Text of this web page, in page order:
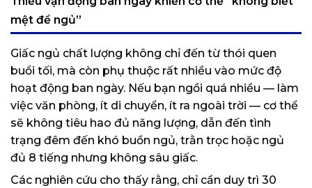
mệt để ngủ”
Giấc ngủ chất lượng không chỉ đến từ thói quen
buổi tối, mà còn phụ thuộc rất nhiều vào mức độ
hoạt động ban ngày. Nếu bạn ngồi quá nhiều — làm
việc văn phòng, ít di chuyển, ít ra ngoài trời — cơ thể
sẽ không tiêu hao đủ năng lượng, dẫn đến tình
trạng đêm đến khó buồn ngủ, trằn trọc hoặc ngủ
đủ 8 tiếng nhưng không sâu giấc.
Các nghiên cứu cho thấy rằng, chỉ cần duy trì 30